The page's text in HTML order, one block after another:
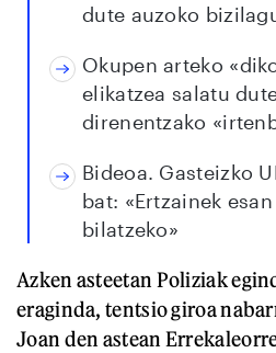
dute auzoko
Okupen arteko
elikatzea salatu
direnentzako
Bideoa. Gasteizko
bat: «Ertzainek
bilatzeko»
Azken asteetan Poliziak
eraginda, tentsio giroa
Joan den astean